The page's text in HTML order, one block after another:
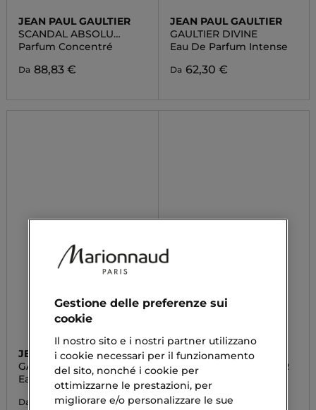
JEAN PAUL GAULTIER
SCANDAL ABSOLU
POUR HOMME
Parfum Concentré
Da 88,83 €
JEAN PAUL GAULTIER
GAULTIER DIVINE
Eau De Parfum Intense
Da 62,30 €
JEAN PAUL GAULTIER
GAULTIER DIVINE
Eau De Parfum
Da 92,90 €
JEAN PAUL GAULTIER
SCANDAL ABSOLU HER
Parfum Concentré
Da 72,73 €
Gestione delle preferenze sui
cookie
Il nostro sito e i nostri partner utilizzano
i cookie necessari per il funzionamento
del sito, nonché i cookie per
ottimizzarne le prestazioni, per
migliorare e/o personalizzare le sue